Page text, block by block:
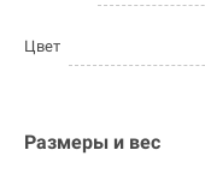
Цвет
Размеры и вес